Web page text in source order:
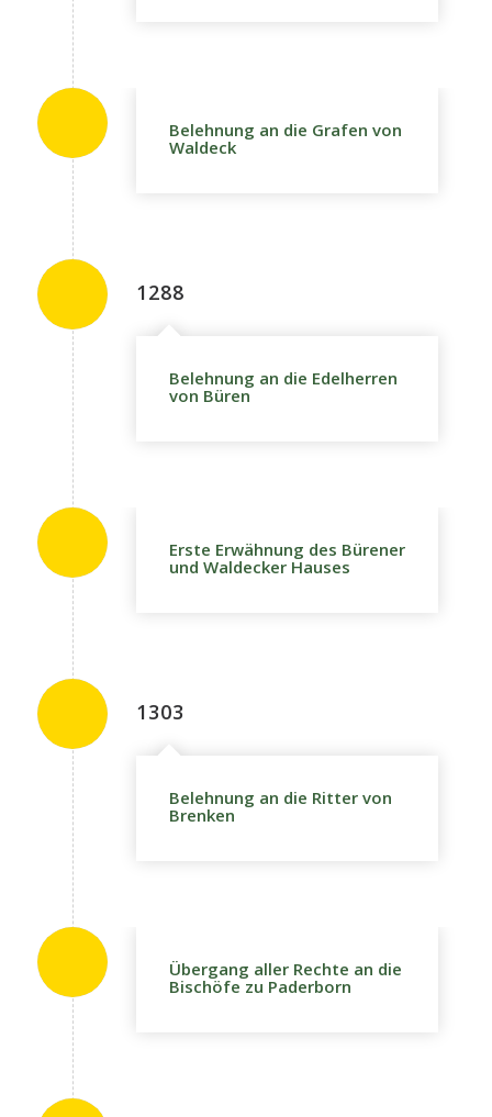
Belehnung an die Grafen von
Waldeck
1288
Belehnung an die Edelherren
von Büren
Erste Erwähnung des Bürener
und Waldecker Hauses
1303
Belehnung an die Ritter von
Brenken
Übergang aller Rechte an die
Bischöfe zu Paderborn